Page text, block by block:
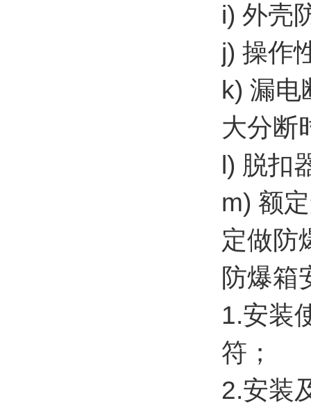
i) 外壳
j) 操作
k) 漏
大分断
l) 脱扣
m) 额
定做防
防爆箱
1.安装
符；
2.安装